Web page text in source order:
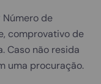
Número de
comprovativo de
Caso não resida
uma procuração.